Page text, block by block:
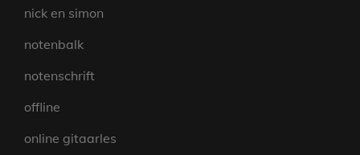
nick en simon
notenbalk
notenschrift
offline
online gitaarles